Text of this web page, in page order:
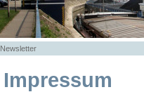
Newsletter
Impressum